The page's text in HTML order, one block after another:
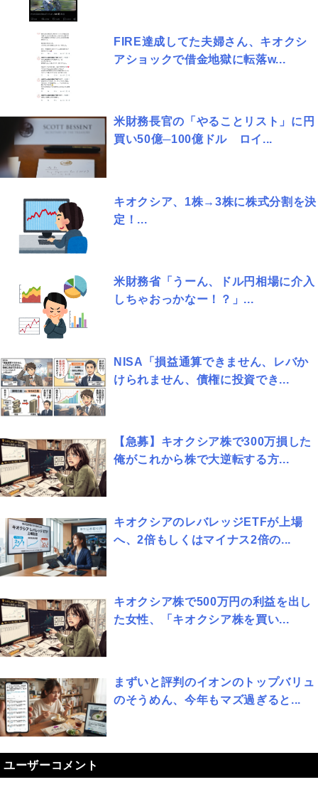
FIRE達成してた夫婦さん、キオクシ
アショックで借金地獄に転落w...
米財務長官の「やることリスト」に円
買い50億─100億ドル ロイ...
キオクシア、1株→3株に株式分割を決
定！...
米財務省「うーん、ドル円相場に介入
しちゃおっかなー！？」...
NISA「損益通算できません、レバか
けられません、債権に投資でき...
【急募】キオクシア株で300万損した
俺がこれから株で大逆転する方...
キオクシアのレバレッジETFが上場
へ、2倍もしくはマイナス2倍の...
キオクシア株で500万円の利益を出し
た女性、「キオクシア株を買い...
まずいと評判のイオンのトップバリュ
のそうめん、今年もマズ過ぎると...
ユーザーコメント